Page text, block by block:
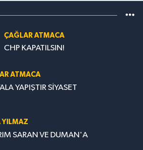
ÇAĞLAR ATMACA
CHP KAPATILSIN!
ATMACA
YAPIŞTIR SİYASET
YILMAZ
SARAN VE DUMAN'A